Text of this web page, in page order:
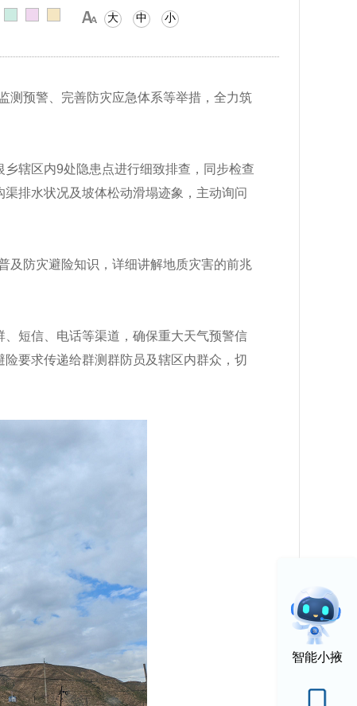
智能小掖
大 中 小
测预警、完善防灾应急体系等举措，全力筑
乡辖区内9处隐患点进行细致排查，同步检查
排水状况及坡体松动滑塌迹象，主动询问
及防灾避险知识，详细讲解地质灾害的前兆
、短信、电话等渠道，确保重大天气预警信
要求传递给群测群防员及辖区内群众，切